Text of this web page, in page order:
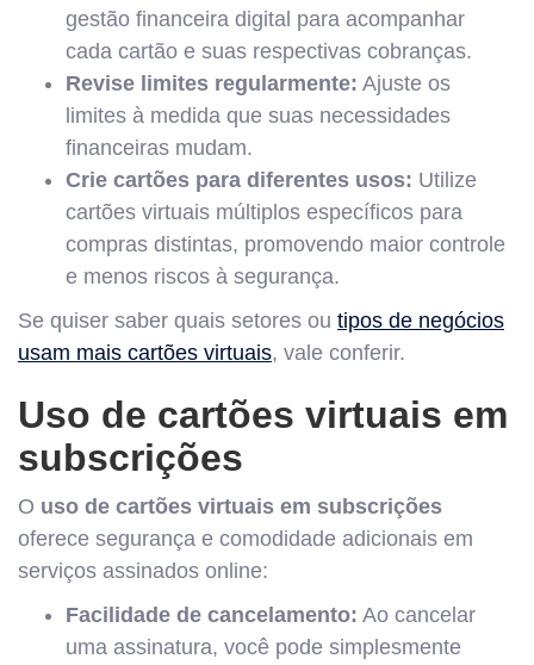
gestão financeira digital para acompanhar
cada cartão e suas respectivas cobranças.
Revise limites regularmente: Ajuste os
limites à medida que suas necessidades
financeiras mudam.
Crie cartões para diferentes usos: Utilize
cartões virtuais múltiplos específicos para
compras distintas, promovendo maior controle
e menos riscos à segurança.
Se quiser saber quais setores ou tipos de negócios
usam mais cartões virtuais, vale conferir.
Uso de cartões virtuais em
subscrições
O uso de cartões virtuais em subscrições
oferece segurança e comodidade adicionais em
serviços assinados online:
Facilidade de cancelamento: Ao cancelar
uma assinatura, você pode simplesmente